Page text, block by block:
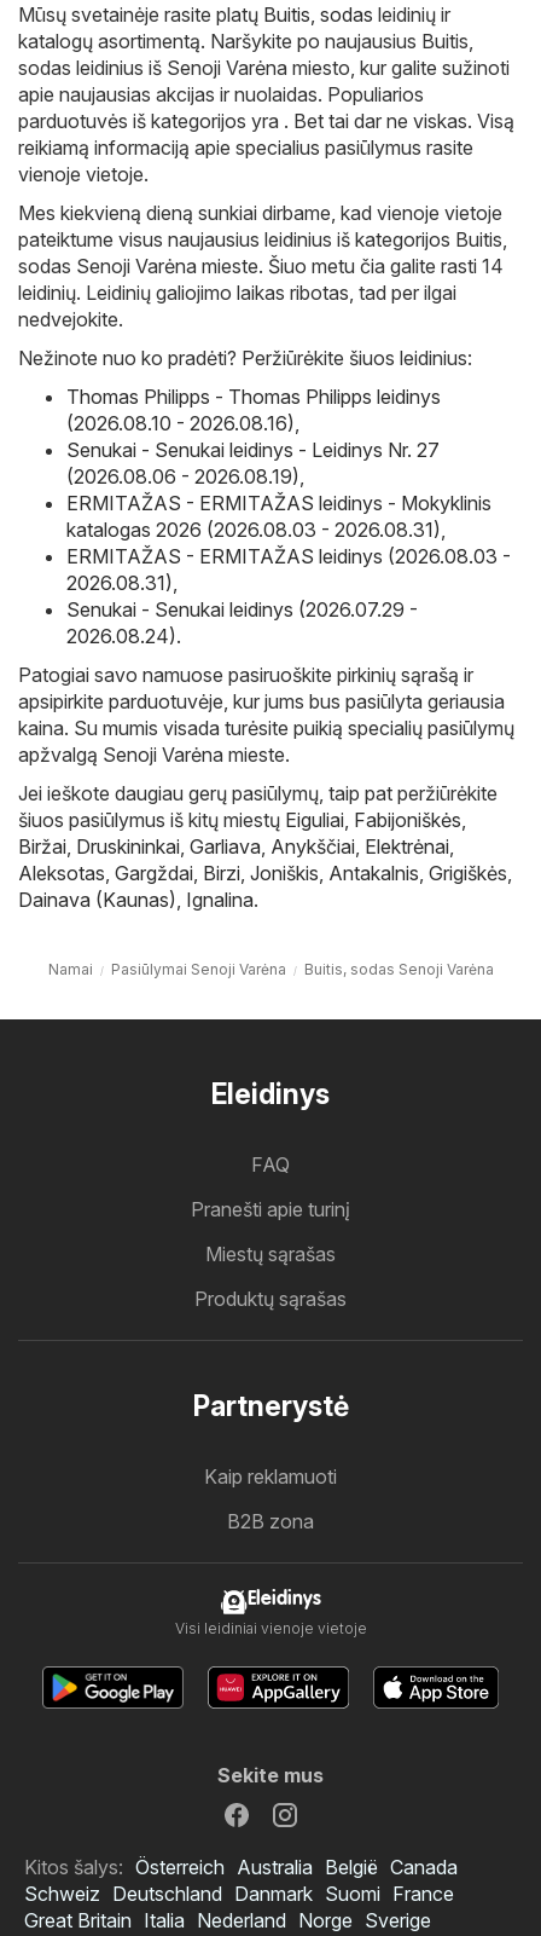
Mūsų svetainėje rasite platų Buitis, sodas leidinių ir
katalogų asortimentą. Naršykite po naujausius Buitis,
sodas leidinius iš Senoji Varėna miesto, kur galite sužinoti
apie naujausias akcijas ir nuolaidas. Populiarios
parduotuvės iš kategorijos yra . Bet tai dar ne viskas. Visą
reikiamą informaciją apie specialius pasiūlymus rasite
vienoje vietoje.
Mes kiekvieną dieną sunkiai dirbame, kad vienoje vietoje
pateiktume visus naujausius leidinius iš kategorijos Buitis,
sodas Senoji Varėna mieste. Šiuo metu čia galite rasti 14
leidinių. Leidinių galiojimo laikas ribotas, tad per ilgai
nedvejokite.
Nežinote nuo ko pradėti? Peržiūrėkite šiuos leidinius:
Thomas Philipps - Thomas Philipps leidinys
(2026.08.10 - 2026.08.16)
Senukai - Senukai leidinys - Leidinys Nr. 27
(2026.08.06 - 2026.08.19)
ERMITAŽAS - ERMITAŽAS leidinys - Mokyklinis
katalogas 2026 (2026.08.03 - 2026.08.31)
ERMITAŽAS - ERMITAŽAS leidinys (2026.08.03 -
2026.08.31)
Senukai - Senukai leidinys (2026.07.29 -
2026.08.24).
Patogiai savo namuose pasiruoškite pirkinių sąrašą ir
apsipirkite parduotuvėje, kur jums bus pasiūlyta geriausia
kaina. Su mumis visada turėsite puikią specialių pasiūlymų
apžvalgą Senoji Varėna mieste.
Jei ieškote daugiau gerų pasiūlymų, taip pat peržiūrėkite
šiuos pasiūlymus iš kitų miestų Eiguliai Fabijoniškės
Biržai Druskininkai Garliava Anykščiai Elektrėnai
Aleksotas Gargždai Birzi Joniškis Antakalnis Grigiškės
Dainava (Kaunas) Ignalina.
Namai Pasiūlymai Senoji Varėna Buitis, sodas Senoji Varėna
Eleidinys
FAQ
Pranešti apie turinį
Miestų sąrašas
Produktų sąrašas
Partnerystė
Kaip reklamuoti
B2B zona
Eleidinys
Visi leidiniai vienoje vietoje
Sekite mus
Kitos šalys: Österreich Australia België Canada
Schweiz Deutschland Danmark Suomi France
Great Britain Italia Nederland Norge Sverige